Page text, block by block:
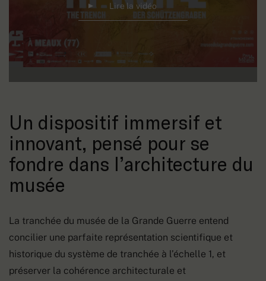
Lire la vidéo
Un dispositif immersif et
innovant, pensé pour se
fondre dans l’architecture du
musée
La tranchée du musée de la Grande Guerre entend
concilier une parfaite représentation scientifique et
historique du système de tranchée à l’échelle 1, et
préserver la cohérence architecturale et